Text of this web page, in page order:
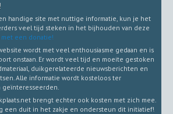
handige site met nuttige informatie, kun je het
veel tijd steken in het bijhouden van deze
een donatie!
wordt met veel enthousiasme gedaan en is
onstaan. Er wordt veel tijd en moeite gestoken
duikgerelateerde nieuwsberichten en
Alle informatie wordt kosteloos ter
brengt echter ook kosten met zich mee.
een duit in het zakje en ondersteun dit initiatief!